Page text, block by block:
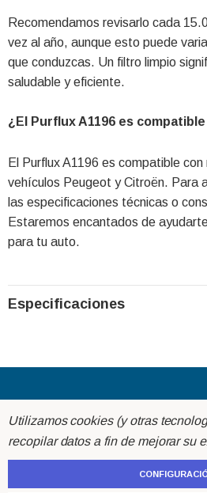
Recomendamos revisarlo cada
vez al año, aunque esto puede
que conduzcas. Un filtro limpio
saludable y eficiente.
¿El Purflux A1196 es
El Purflux A1196 es compatible
vehículos Peugeot y Citroën. Para
las especificaciones técnicas o
Estaremos encantados de
para tu auto.
Especificaciones
Acerca de
Ayuda
Utilizamos cookies (y otras
recopilar datos a fin de mejorar su